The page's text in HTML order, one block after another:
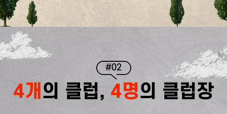
#02
4개 의 클럽, 4명의 클럽장